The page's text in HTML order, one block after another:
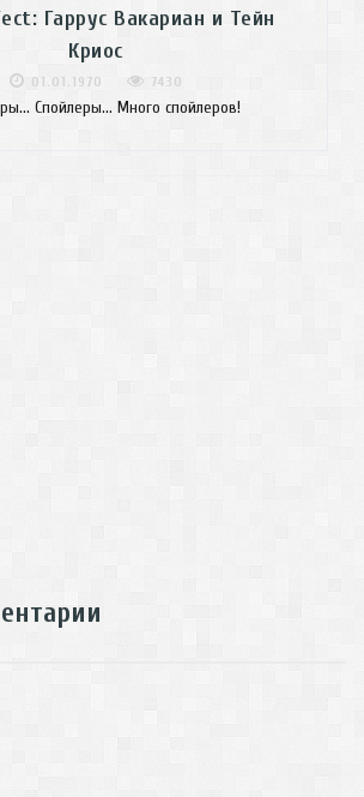
Гаррус Вакариан и Тейн
Криос
01.01.1970 7430
Спойлеры... Много спойлеров!